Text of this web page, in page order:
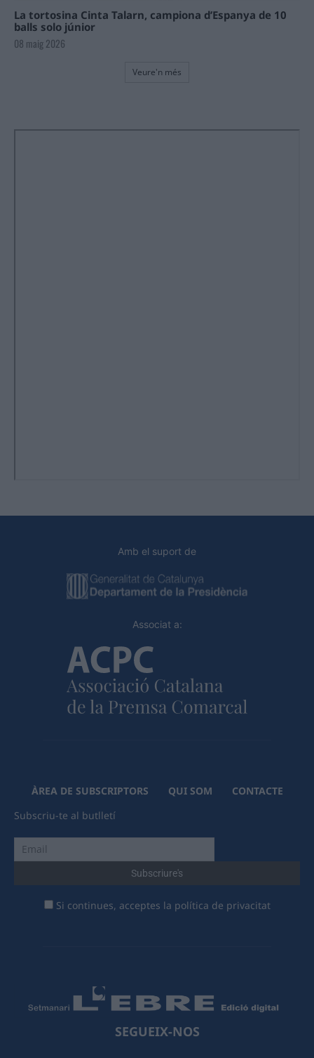
La tortosina Cinta Talarn, campiona d’Espanya de 10
balls solo júnior
08 maig 2026
Veure'n més
Amb el suport de
Associat a:
ÀREA DE SUBSCRIPTORS QUI SOM
CONTACTE
Subscriu-te al butlletí
Si continues, acceptes la política de privacitat
SEGUEIX-NOS